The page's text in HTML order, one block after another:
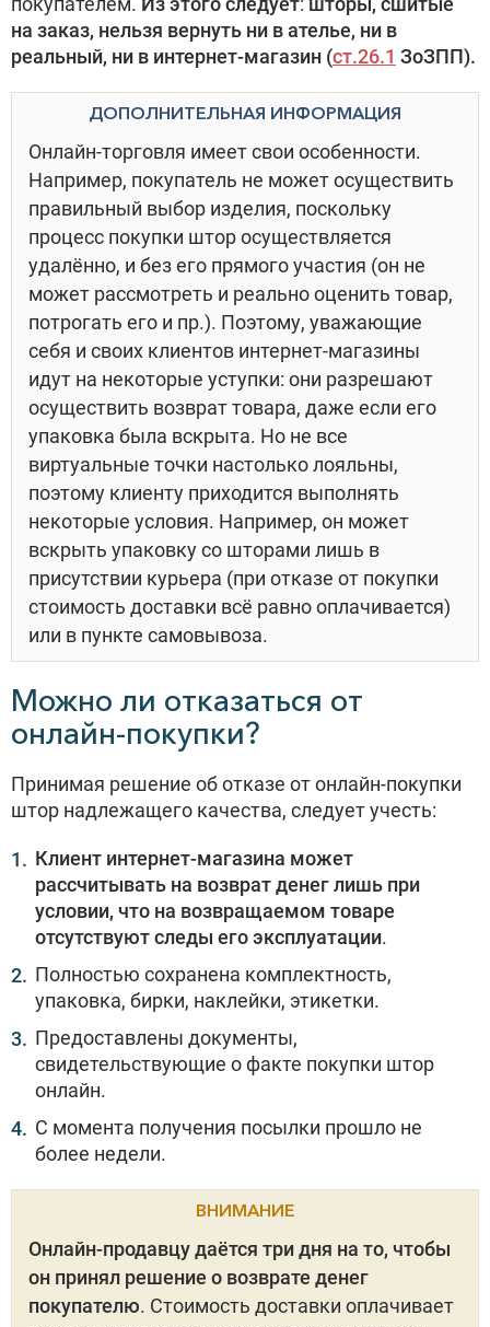
на заказ, нельзя вернуть ни в ателье, ни в
реальный, ни в интернет-магазин (ст.26.1 ЗоЗПП).
ДОПОЛНИТЕЛЬНАЯ ИНФОРМАЦИЯ
Онлайн-торговля имеет свои особенности.
Например, покупатель не может осуществить
правильный выбор изделия, поскольку
процесс покупки штор осуществляется
удалённо, и без его прямого участия (он не
может рассмотреть и реально оценить товар,
потрогать его и пр.). Поэтому, уважающие
себя и своих клиентов интернет-магазины
идут на некоторые уступки: они разрешают
осуществить возврат товара, даже если его
упаковка была вскрыта. Но не все
виртуальные точки настолько лояльны,
поэтому клиенту приходится выполнять
некоторые условия. Например, он может
вскрыть упаковку со шторами лишь в
присутствии курьера (при отказе от покупки
стоимость доставки всё равно оплачивается)
или в пункте самовывоза.
Можно ли отказаться от
онлайн-покупки?
Принимая решение об отказе от онлайн-покупки
штор надлежащего качества, следует учесть:
Клиент интернет-магазина может
рассчитывать на возврат денег лишь при
условии, что на возвращаемом товаре
отсутствуют следы его эксплуатации.
Полностью сохранена комплектность,
упаковка, бирки, наклейки, этикетки.
Предоставлены документы,
свидетельствующие о факте покупки штор
онлайн.
С момента получения посылки прошло не
более недели.
ВНИМАНИЕ
Онлайн-продавцу даётся три дня на то, чтобы
он принял решение о возврате денег
покупателю. Стоимость доставки оплачивает